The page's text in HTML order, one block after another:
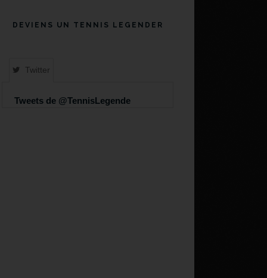
DEVIENS UN TENNIS LEGENDER
Twitter
Tweets de @TennisLegende